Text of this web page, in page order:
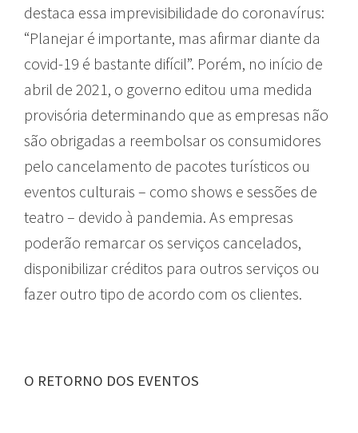
destaca essa imprevisibilidade do coronavírus:
“Planejar é importante, mas afirmar diante da
covid-19 é bastante difícil”. Porém, no início de
abril de 2021, o governo editou uma medida
provisória determinando que as empresas não
são obrigadas a reembolsar os consumidores
pelo cancelamento de pacotes turísticos ou
eventos culturais – como shows e sessões de
teatro – devido à pandemia. As empresas
poderão remarcar os serviços cancelados,
disponibilizar créditos para outros serviços ou
fazer outro tipo de acordo com os clientes.
O RETORNO DOS EVENTOS